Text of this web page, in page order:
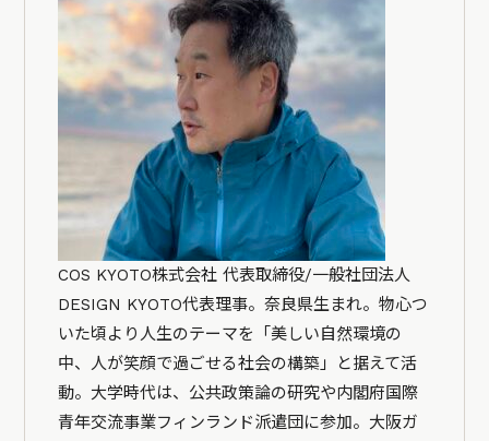
COS KYOTO株式会社 代表取締役/一般社団法人
DESIGN KYOTO代表理事。奈良県生まれ。物心つ
いた頃より人生のテーマを「美しい自然環境の
中、人が笑顔で過ごせる社会の構築」と据えて活
動。大学時代は、公共政策論の研究や内閣府国際
青年交流事業フィンランド派遣団に参加。大阪ガ